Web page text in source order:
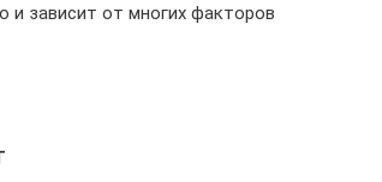
и зависит от многих факторов